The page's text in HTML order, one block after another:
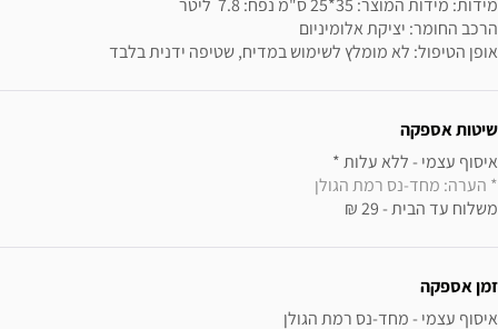
אופן הטיפול: לא מומלץ לשימוש במדיח, שטיפה ידנית בלבד
שיטות אספקה
איסוף עצמי - ללא עלות *
* הערה: מחד-נס רמת הגולן
משלוח עד הבית - 29 ₪
זמן אספקה